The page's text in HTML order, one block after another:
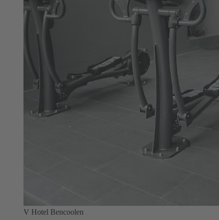
V Hotel Bencoolen